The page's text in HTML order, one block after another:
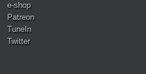
e-shop
Patreon
TuneIn
Twitter